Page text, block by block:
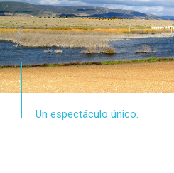
Un espectáculo único.